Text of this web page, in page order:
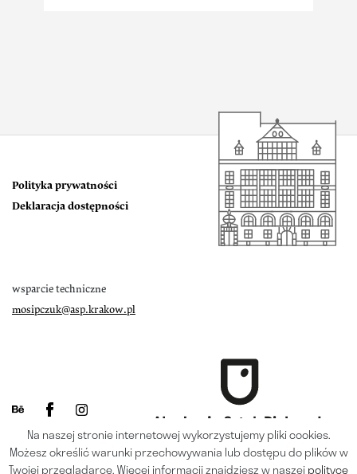
Polityka prywatności
Deklaracja dostępności
wsparcie techniczne
mosipczuk@asp.krakow.pl
Na naszej stronie internetowej wykorzystujemy pliki cookies.
Możesz określić warunki przechowywania lub dostępu do plików w
Twojej przeglądarce. Więcej informacji znajdziesz w naszejpolityce